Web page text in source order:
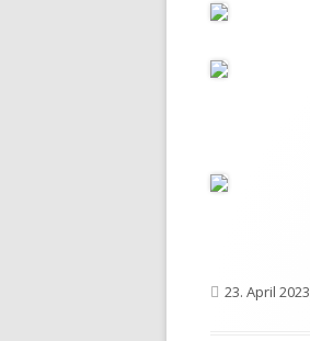
Veröffentlicht
23. April 2023